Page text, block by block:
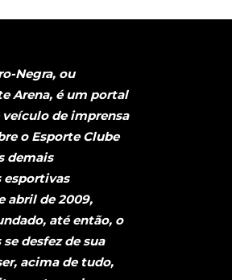
Negra, ou
Arena, é um portal
de imprensa
o Esporte Clube
demais
esportivas
abril de 2009,
até então, o
desfez de sua
acima de tudo,